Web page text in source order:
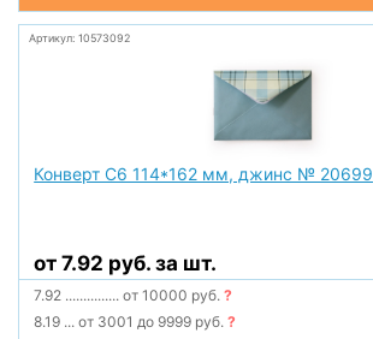
Артикул: 10573092
Конверт С6 114*162 мм, джинс № 20699
от 7.92 руб. за шт.
7.92 ............... от 10000 руб.?
8.19 ... от 3001 до 9999 руб.?